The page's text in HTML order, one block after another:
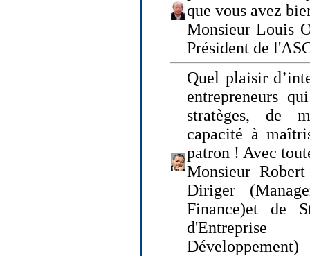
que vous avez
Monsieur Louis
Président de
Quel plaisir
entrepreneurs
stratèges, de
capacité à
patron ! Avec
Monsieur
Diriger
Finance)et de
Développement)